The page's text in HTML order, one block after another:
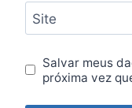
Site
Salvar meus
próxima vez